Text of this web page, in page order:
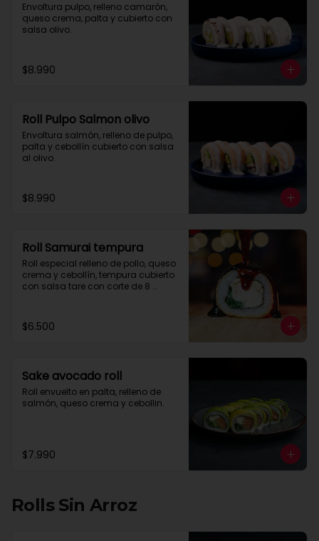
Envoltura pulpo, relleno camarón,
queso crema, palta y cubierto con
salsa olivo.
$8.990
Roll Pulpo Salmon olivo
Envoltura salmón, relleno de pulpo,
palta y cebollín cubierto con salsa
al olivo.
$8.990
Roll Samurai tempura
Roll especial relleno de pollo, queso
crema y cebollín, tempura cubierto
con salsa tare con corte de 8
$6.500
Sake avocado roll
Roll envuelto en palta, relleno de
salmón, queso crema y cebollin.
$7.990
Rolls Sin Arroz